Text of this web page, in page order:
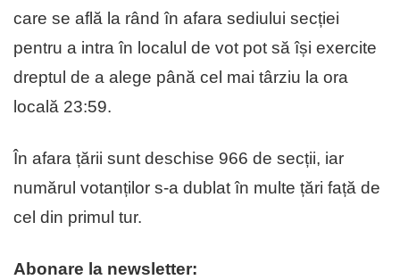
care se află la rând în afara sediului secției
pentru a intra în localul de vot pot să își exercite
dreptul de a alege până cel mai târziu la ora
locală 23:59.
În afara țării sunt deschise 966 de secții, iar
numărul votanților s-a dublat în multe țări față de
cel din primul tur.
Abonare la newsletter: